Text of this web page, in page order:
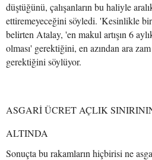
düştüğünü, çalışanların bu haliyle
ettiremeyeceğini söyledi. 'Kesinlikle
belirten Atalay, 'en makul artışın 6
olması' gerektiğini, en azından ara zam
gerektiğini söylüyor.
ASGARİ ÜCRET AÇLIK
ALTINDA
Sonuçta bu rakamların hiçbirisi ne